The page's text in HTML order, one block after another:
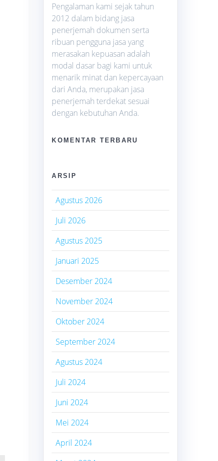
Pengalaman kami sejak tahun
2012 dalam bidang jasa
penerjemah dokumen serta
ribuan pengguna jasa yang
merasakan kepuasan adalah
modal dasar bagi kami untuk
menarik minat dan kepercayaan
dari Anda, merupakan jasa
penerjemah terdekat sesuai
dengan kebutuhan Anda.
KOMENTAR TERBARU
ARSIP
Agustus 2026
Juli 2026
Agustus 2025
Januari 2025
Desember 2024
November 2024
Oktober 2024
September 2024
Agustus 2024
Juli 2024
Juni 2024
Mei 2024
April 2024